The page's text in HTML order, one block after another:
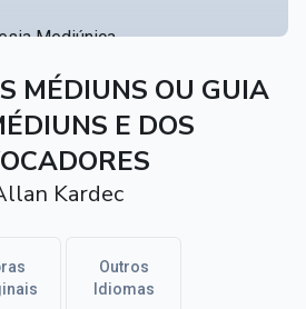
Mediúnica
para se fundar uma
Kardec
Rivail
Livro dos Médiuns
históricos do espiritismo
MÉDIUNS OU GUIA
E DOS
Kardec
Outros
Idiomas